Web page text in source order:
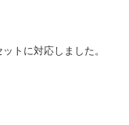
トに対応しました。